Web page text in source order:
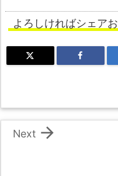
よろしければシェア

Next